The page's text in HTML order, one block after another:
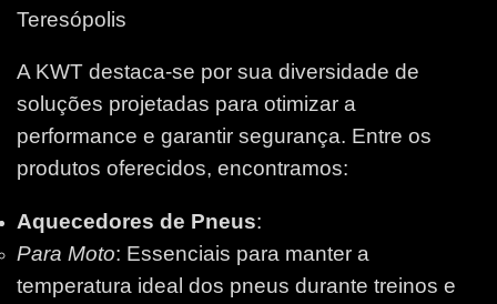
Teresópolis
A KWT destaca-se por sua diversidade de
soluções projetadas para otimizar a
performance e garantir segurança. Entre os
produtos oferecidos, encontramos:
Aquecedores de Pneus:
Para Moto: Essenciais para manter a
temperatura ideal dos pneus durante treinos e